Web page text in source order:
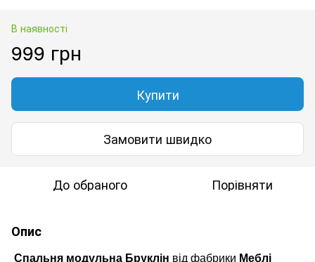
В наявності
999 грн
Купити
Замовити швидко
До обраного Порівняти
Опис
Спальня модульна Бруклін від фабрики Меблі